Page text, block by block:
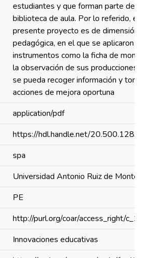
estudiantes y que forman parte de
biblioteca de aula. Por lo referido, el
presente proyecto es de dimensión
pedagógica, en el que se aplicaron
instrumentos como la ficha de
la observación de sus producciones
se pueda recoger información y
acciones de mejora oportuna
application/pdf
https://hdl.handle.net/
spa
Universidad Antonio Ruiz de
PE
http://purl.org/coar/access_right/
Innovaciones educativas